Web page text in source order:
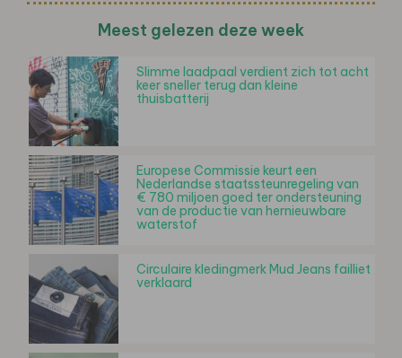
Meest gelezen deze week
Slimme laadpaal verdient zich tot acht
keer sneller terug dan kleine
thuisbatterij
Europese Commissie keurt een
Nederlandse staatssteunregeling van
€ 780 miljoen goed ter ondersteuning
van de productie van hernieuwbare
waterstof
Circulaire kledingmerk Mud Jeans failliet
verklaard